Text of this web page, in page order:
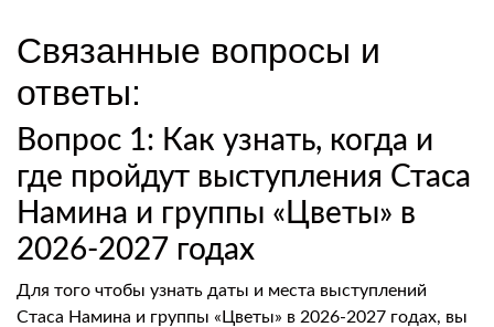
Связанные вопросы и
ответы:
Вопрос 1: Как узнать, когда и
где пройдут выступления Стаса
Намина и группы «Цветы» в
2026-2027 годах
Для того чтобы узнать даты и места выступлений
Стаса Намина и группы «Цветы» в 2026-2027 годах, вы